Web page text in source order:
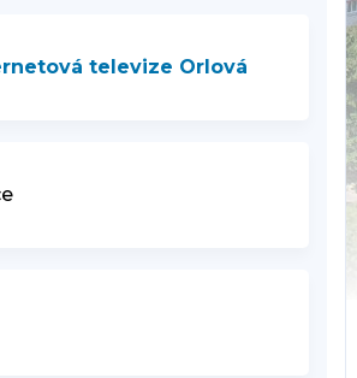
televize Orlová